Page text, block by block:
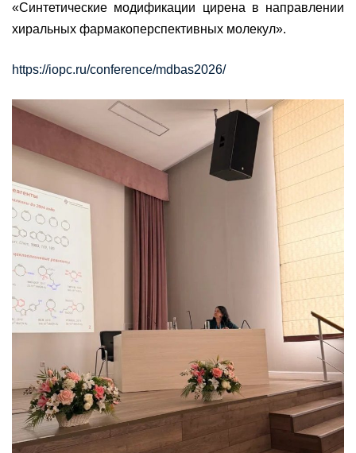
«Синтетические модификации цирена в направлении
хиральных фармакоперспективных молекул».
https://iopc.ru/conference/mdbas2026/